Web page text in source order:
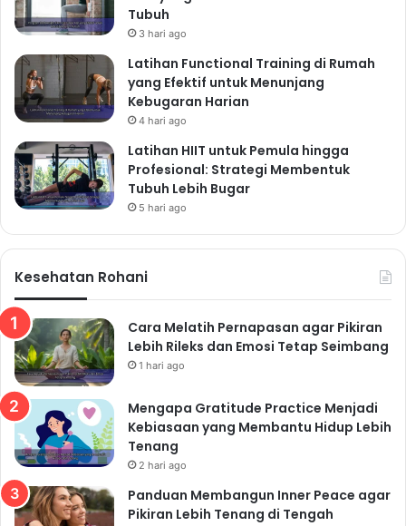
Tubuh
3 hari ago
Latihan Functional Training di Rumah
yang Efektif untuk Menunjang
Kebugaran Harian
4 hari ago
Latihan HIIT untuk Pemula hingga
Profesional: Strategi Membentuk
Tubuh Lebih Bugar
5 hari ago
Kesehatan Rohani
Cara Melatih Pernapasan agar Pikiran
Lebih Rileks dan Emosi Tetap Seimbang
1 hari ago
Mengapa Gratitude Practice Menjadi
Kebiasaan yang Membantu Hidup Lebih
Tenang
2 hari ago
Panduan Membangun Inner Peace agar
Pikiran Lebih Tenang di Tengah